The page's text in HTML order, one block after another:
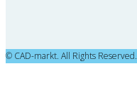
© CAD-markt. All Rights Reserved.